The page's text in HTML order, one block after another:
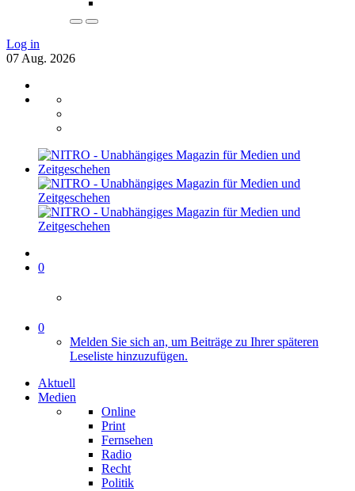
Log in
07 Aug. 2026
0
0
Melden Sie sich an, um Beiträge zu Ihrer späteren
Leseliste hinzuzufügen.
Aktuell
Medien
Online
Print
Fernsehen
Radio
Recht
Politik